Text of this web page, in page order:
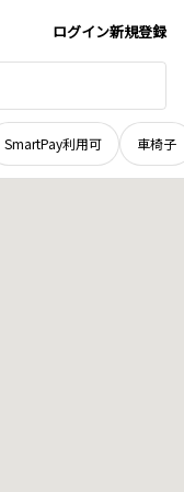
ログイン新規登録
SmartPay利用可 車椅子